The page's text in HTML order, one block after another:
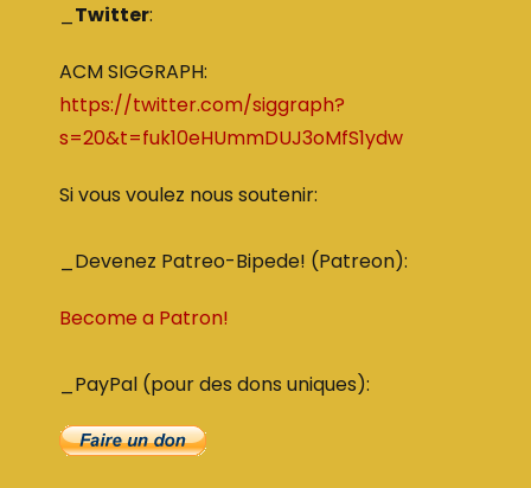
Twitter:
ACM SIGGRAPH:
https://twitter.com/siggraph?
s=20&t=fuk10eHUmmDUJ3oMfS1ydw
Si vous voulez nous soutenir:
_Devenez Patreo-Bipede! (Patreon):
Become a Patron!
_PayPal (pour des dons uniques):